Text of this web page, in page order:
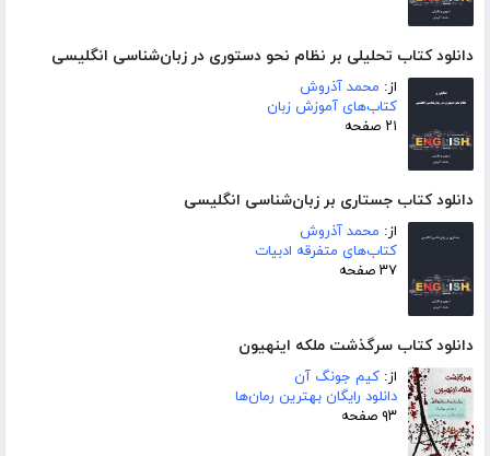
دانلود کتاب تحلیلی بر نظام نحو دستوری در زبان‌شناسی انگلیسی
از: محمد آذروش
کتاب‌های آموزش زبان
۲۱ صفحه
دانلود کتاب جستاری بر زبان‌شناسی انگلیسی
از: محمد آذروش
کتاب‌های متفرقه ادبیات
۳۷ صفحه
دانلود کتاب سرگذشت ملکه اینهیون
از: کیم جونگ آن
دانلود رایگان بهترین رمان‌ها
۹۳ صفحه